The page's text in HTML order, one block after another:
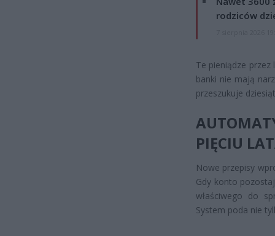
rodziców
Te pieniądze
banki nie mają
przeszukuje
PIĘCIU
Nowe przepisy
Gdy konto
właściwego do
System poda nie